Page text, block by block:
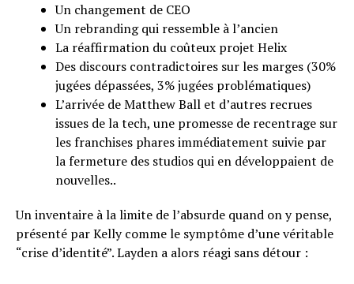
Un changement de CEO
Un rebranding qui ressemble à l’ancien
La réaffirmation du coûteux projet Helix
Des discours contradictoires sur les marges (30%
jugées dépassées, 3% jugées problématiques)
L’arrivée de Matthew Ball et d’autres recrues
issues de la tech, une promesse de recentrage sur
les franchises phares immédiatement suivie par
la fermeture des studios qui en développaient de
nouvelles..
Un inventaire à la limite de l’absurde quand on y pense,
présenté par Kelly comme le symptôme d’une véritable
“crise d’identité”. Layden a alors réagi sans détour :